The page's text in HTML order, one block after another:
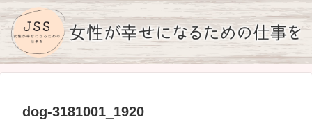
dog-3181001_1920